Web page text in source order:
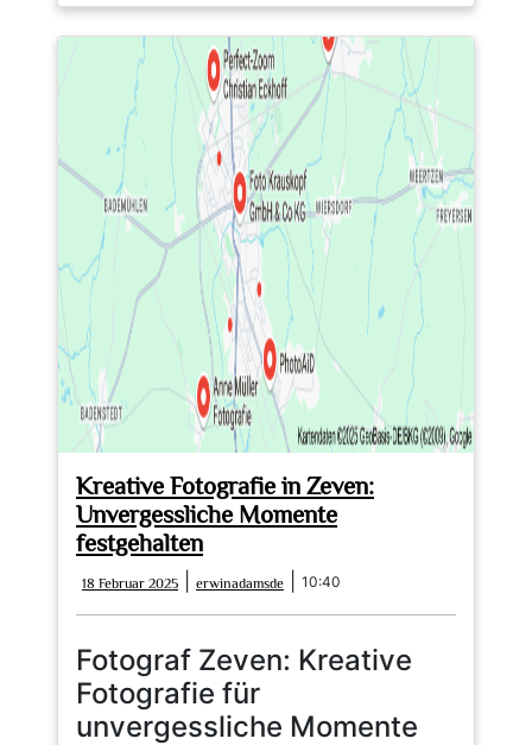
Krauskopf
–
Ihre
Experten
für
einzigartige
Kreative Fotografie in Zeven:
Unvergessliche Momente
festgehalten
18 Februar 2025
Februar
2025
erwinadamsde erwinadamsde
10:40
Fotograf Zeven: Kreative
Fotografie für
unvergessliche Momente